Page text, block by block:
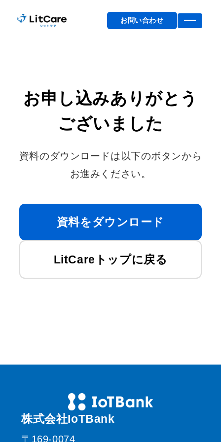
お問い合わせ
お申し込みありがとう
ございました
資料のダウンロードは以下のボタンから
お進みください。
資料をダウンロード
LitCareトップに戻る
株式会社IoTBank
〒169-0074